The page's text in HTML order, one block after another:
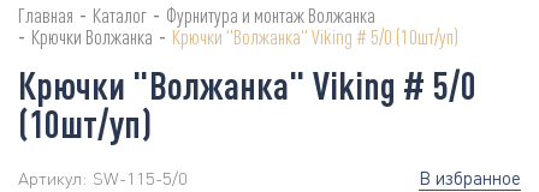
Главная - Каталог - Фурнитура и монтаж Волжанка
- Крючки Волжанка - Крючки "Волжанка" Viking # 5/0 (10шт/уп)
Крючки "Волжанка" Viking # 5/0
(10шт/уп)
Артикул: SW-115-5/0 В избранное